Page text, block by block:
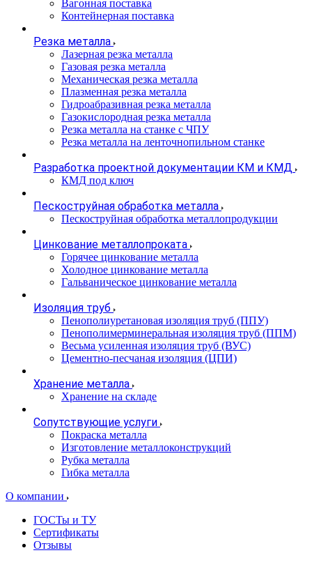
Вагонная поставка
Контейнерная поставка
Резка металла
Лазерная резка металла
Газовая резка металла
Механическая резка металла
Плазменная резка металла
Гидроабразивная резка металла
Газокислородная резка металла
Резка металла на станке с ЧПУ
Резка металла на ленточнопильном станке
Разработка проектной документации КМ и КМД
КМД под ключ
Пескоструйная обработка металла
Пескоструйная обработка металлопродукции
Цинкование металлопроката
Горячее цинкование металла
Холодное цинкование металла
Гальваническое цинкование металла
Изоляция труб
Пенополиуретановая изоляция труб (ППУ)
Пенополимерминеральная изоляция труб (ППМ)
Весьма усиленная изоляция труб (ВУС)
Цементно-песчаная изоляция (ЦПИ)
Хранение металла
Хранение на складе
Сопутствующие услуги
Покраска металла
Изготовление металлоконструкций
Рубка металла
Гибка металла
О компании
ГОСТы и ТУ
Сертификаты
Отзывы